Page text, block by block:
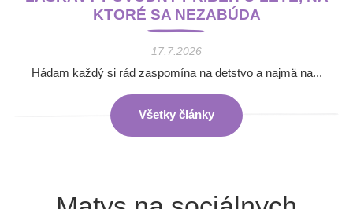
KTORÉ SA NEZABÚDA
17.7.2026
Hádam každý si rád zaspomína na detstvo a najmä na...
Všetky články